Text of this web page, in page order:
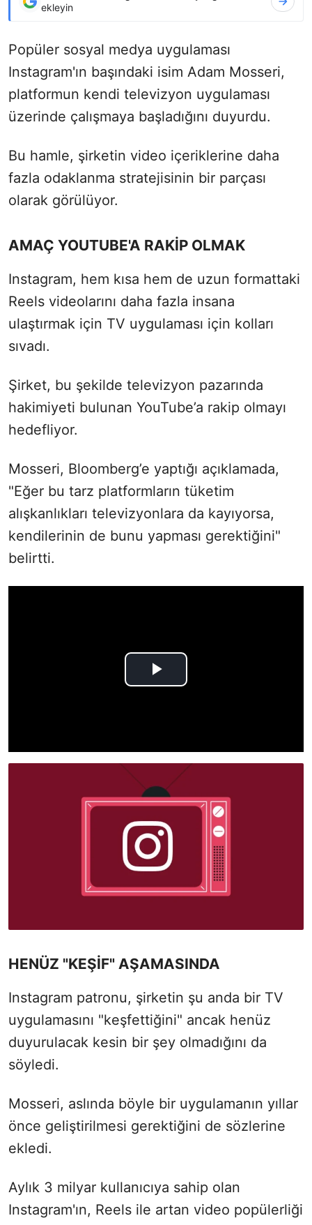
ekleyin
Popüler sosyal medya uygulaması
Instagram'ın başındaki isim Adam Mosseri,
platformun kendi televizyon uygulaması
üzerinde çalışmaya başladığını duyurdu.
Bu hamle, şirketin video içeriklerine daha
fazla odaklanma stratejisinin bir parçası
olarak görülüyor.
AMAÇ YOUTUBE'A RAKİP OLMAK
Instagram, hem kısa hem de uzun formattaki
Reels videolarını daha fazla insana
ulaştırmak için TV uygulaması için kolları
sıvadı.
Şirket, bu şekilde televizyon pazarında
hakimiyeti bulunan YouTube’a rakip olmayı
hedefliyor.
Mosseri, Bloomberg’e yaptığı açıklamada,
"Eğer bu tarz platformların tüketim
alışkanlıkları televizyonlara da kayıyorsa,
kendilerinin de bunu yapması gerektiğini"
belirtti.
HENÜZ "KEŞİF" AŞAMASINDA
Instagram patronu, şirketin şu anda bir TV
uygulamasını "keşfettiğini" ancak henüz
duyurulacak kesin bir şey olmadığını da
söyledi.
Mosseri, aslında böyle bir uygulamanın yıllar
önce geliştirilmesi gerektiğini de sözlerine
ekledi.
Aylık 3 milyar kullanıcıya sahip olan
Instagram'ın, Reels ile artan video popülerliği